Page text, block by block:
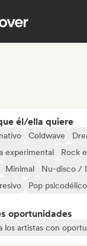
él/ella quiere
Coldwave
experimental
Rock
Minimal Nu-disco /
Pop psicodélico
oportunidades
los artistas con